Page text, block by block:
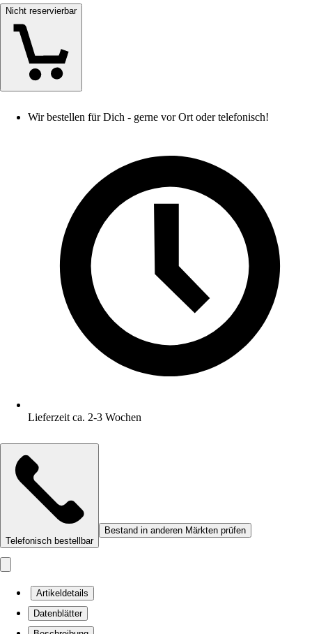
Nicht reservierbar
Wir bestellen für Dich - gerne vor Ort oder telefonisch!
Lieferzeit ca. 2-3 Wochen
Telefonisch bestellbar
Bestand in anderen Märkten prüfen
Artikeldetails
Datenblätter